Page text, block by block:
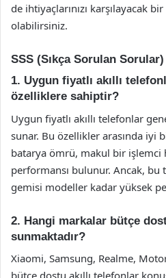
de ihtiyaçlarınızı karşılayacak
olabilirsiniz.
SSS (Sıkça Sorulan Sorular)
1. Uygun fiyatlı akıllı
özelliklere sahiptir?
Uygun fiyatlı akıllı telefonlar
sunar. Bu özellikler arasında iyi
batarya ömrü, makul bir işlemci
performansı bulunur. Ancak,
gemisi modeller kadar yüksek
2. Hangi markalar bütçe
sunmaktadır?
Xiaomi, Samsung, Realme,
bütçe dostu akıllı telefonlar